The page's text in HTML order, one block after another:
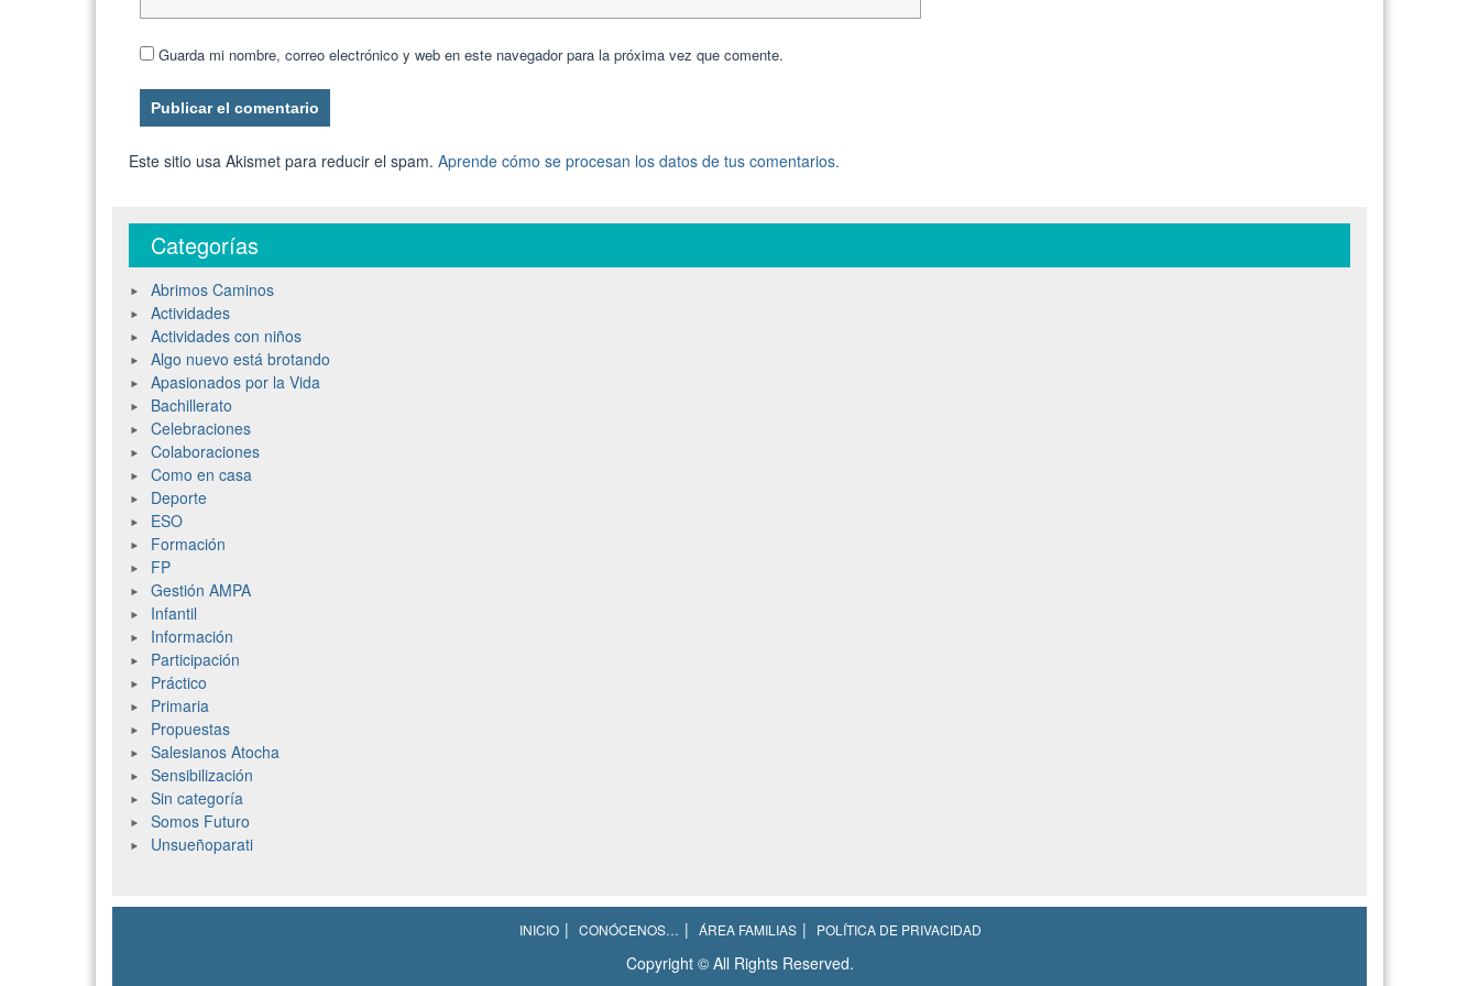
Guarda mi nombre, correo electrónico y web en este navegador para la próxima vez que comente.
Este sitio usa Akismet para reducir el spam. Aprende cómo se procesan los datos de tus comentarios.
Categorías
Abrimos Caminos
Actividades
Actividades con niños
Algo nuevo está brotando
Apasionados por la Vida
Bachillerato
Celebraciones
Colaboraciones
Como en casa
Deporte
ESO
Formación
FP
Gestión AMPA
Infantil
Información
Participación
Práctico
Primaria
Propuestas
Salesianos Atocha
Sensibilización
Sin categoría
Somos Futuro
Unsueñoparati
INICIO CONÓCENOS… ÁREA FAMILIAS POLÍTICA DE PRIVACIDAD
Copyright © All Rights Reserved.